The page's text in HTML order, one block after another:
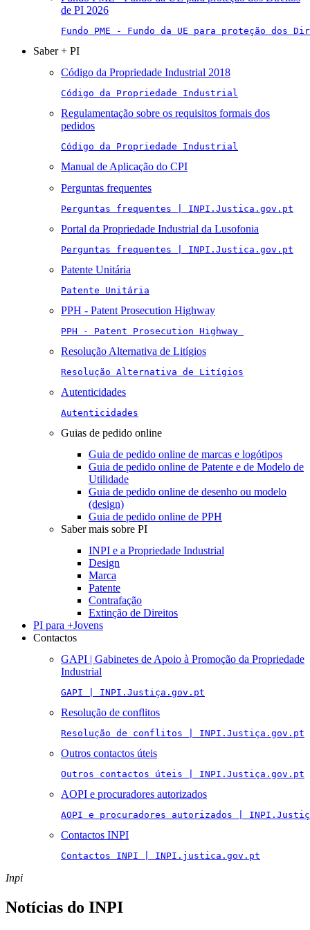
de PI 2026
Fundo PME - Fundo da UE para proteção
Saber + PI
Código da Propriedade Industrial 2018
Código da Propriedade Industrial
Regulamentação sobre os requisitos formais dos
pedidos
Código da Propriedade Industrial
Manual de Aplicação do CPI
Perguntas frequentes
Perguntas frequentes | INPI.Justica.gov.pt
Portal da Propriedade Industrial da Lusofonia
Perguntas frequentes | INPI.Justica.gov.pt
Patente Unitária
Patente Unitária
PPH - Patent Prosecution Highway
PPH - Patent Prosecution Highway
Resolução Alternativa de Litígios
Resolução Alternativa de Litígios
Autenticidades
Autenticidades
Guias de pedido online
Guia de pedido online de marcas e logótipos
Guia de pedido online de Patente e de Modelo de
Utilidade
Guia de pedido online de desenho ou modelo
(design)
Guia de pedido online de PPH
Saber mais sobre PI
INPI e a Propriedade Industrial
Design
Marca
Patente
Contrafação
Extinção de Direitos
PI para +Jovens
Contactos
GAPI | Gabinetes de Apoio à Promoção da Propriedade
Industrial
GAPI | INPI.Justiça.gov.pt
Resolução de conflitos
Resolução de conflitos | INPI.Justiça.gov.pt
Outros contactos úteis
Outros contactos úteis | INPI.Justiça.gov.pt
AOPI e procuradores autorizados
AOPI e procuradores autorizados |
Contactos INPI
Contactos INPI | INPI.justica.gov.pt
Inpi
Notícias do INPI